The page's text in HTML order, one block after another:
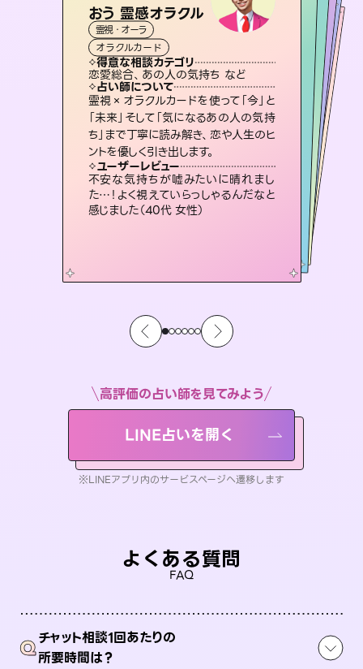
おう 霊感オラクル
霊視・オーラ
オラクルカード
得意な相談カテゴリ
恋愛総合、あの人の気持ち など
占い師について
霊視×オラクルカードを使って「今」と
「未来」そして「気になるあの人の気持
ち」まで丁寧に読み解き、恋や人生のヒ
ントを優しく引き出します。
ユーザーレビュー
不安な気持ちが嘘みたいに晴れまし
た…！よく視えていらっしゃるんだなと
感じました（40代 女性）
セラピスト理恵
霊視・オーラ
スピリチュアル・リーディング
得意な相談カテゴリ
片想い、二人の未来、年の差 など
占い師について
連絡再開、復縁、成就などの報告実績
多数。セラピストとして2万超の施術経
験があるからこそできる鑑定で、より良
い未来をサポートします。
ユーザーレビュー
とても心温まる鑑定でした。しかもこち
らは何も言っていないのに視えていらっ
しゃるんだなと驚きです（30代女性）
彗望
霊視・オーラ
スピリチュアル・リーディング
得意な相談カテゴリ
片想い、あの人の気持ち、復縁 など
占い師について
3,700年以上の歴史を持つ東洋最古の
占術「易占」で詳細まで占い、幸せへ向
かう道筋を示します。厳しい結果にも具
体的な対策をお伝えします。
ユーザーレビュー
複雑な背景もしっかり聞いて鑑定して
いただけました。気持ちが楽になりまし
た（50代 女性）
アイリス -iris-
西洋占星術
ルーン
得意な相談カテゴリ
恋愛総合、片想い、二人の未来 など
占い師について
復縁、恋愛、不倫の行方、同性愛や片思い、仕事関係や借金問題まで知りたいことや心の負担になっていることを紐解き、背中をそっと押して導きます。
ユーザーレビュー
安心感のあり、言い切ってくれる所や濁
さない鑑定のおかげで、毎回自分の気
持ちを整えられます（30代 男性）
未来視師＊花
スピリチュアル・リーディング
得意な相談カテゴリ
出逢い、片想い、復縁 など
占い師について
未来には何パターンもの選択肢があり
ます。不安で視えにくくなっているあな
たの素敵な未来を見つけ、その未来を
選択できるようアドバイスします。
ユーザーレビュー
職場の人の性質や人間関係、本心など
本当によく視えていてびっくり。対策が
打てて前向きになれます（40代）
霊視・オーラ タロット
スピリチュアル・リーディング
得意な相談カテゴリ
片想い、あの人の気持ち、復縁 など
占い師について
恋愛のお悩みの中でも特に「曖昧な関
係」の相談を得意としており、友達以上
恋人未満なお相手との今後や本音を丁
寧に読み解き恋愛成就へと導きます。
ユーザーレビュー
鑑定していただいてアドバイス通りに行
動すると仲が復活してきました。ありが
とうございました（40代 女性）
高評価の占い師を見てみよう
LINE占いを開く
※LINEアプリ内のサービスページへ遷移します
よくある質問
FAQ
Qチャット相談1回あたりの
所要時間は？